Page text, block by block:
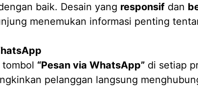
baik. Desain yang responsif dan
menemukan informasi penting
tombol “Pesan via WhatsApp” di setiap
pelanggan langsung